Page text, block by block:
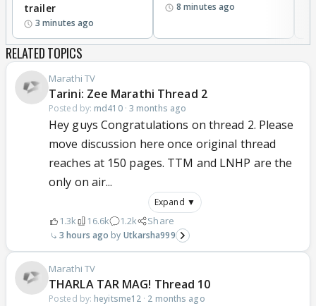
trailer
3 minutes ago
8 minutes ago
RELATED TOPICS
Marathi TV
Tarini: Zee Marathi Thread 2
Posted by: md410· 3 months ago
Hey guys Congratulations on thread 2. Please
move discussion here once original thread
reaches at 150 pages. TTM and LNHP are the
only on air...
Expand ▼
1.3k 16.6k 1.2k Share
3 hours ago Utkarsha999
Marathi TV
THARLA TAR MAG! Thread 10
Posted by: heyitsme12 · 2 months ago